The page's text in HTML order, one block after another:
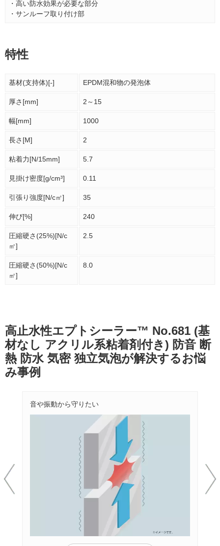
・高い防水効果が必要な部分
・サンルーフ取り付け部
特性
基材(支持体)[-] EPDM混和物の発泡体
厚さ[mm] 2～15
幅[mm] 1000
長さ[M] 2
粘着力[N/15mm] 5.7
見掛け密度[g/cm³] 0.11
引張り強度[N/c㎡] 35
伸び[%] 240
圧縮硬さ(25%)[N/c
㎡]
2.5
圧縮硬さ(50%)[N/c
㎡]
8.0
高止水性エプトシーラー™ No.681 (基
材なし アクリル系粘着剤付き) 防音 断
熱 防水 気密 独立気泡が解決するお悩
み事例
音や振動から守りたい